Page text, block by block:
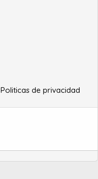
Politicas de privacidad